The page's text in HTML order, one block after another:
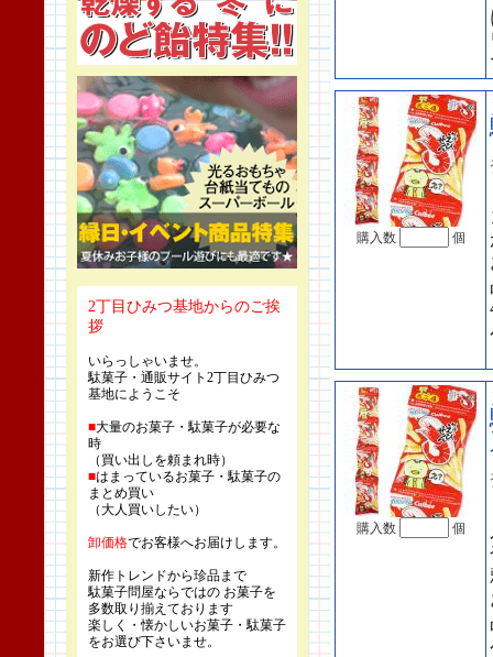
2丁目ひみつ基地からのご挨
拶
いらっしゃいませ。
駄菓子・通販サイト2丁目ひみつ
基地にようこそ
■大量のお菓子・駄菓子が必要な
時
（買い出しを頼まれ時）
■はまっているお菓子・駄菓子の
まとめ買い
（大人買いしたい）
卸価格でお客様へお届けします。
新作トレンドから珍品まで
駄菓子問屋ならではの お菓子を
多数取り揃えております
楽しく・懐かしいお菓子・駄菓子
をお選び下さいませ。
購入数 個
購入数 個